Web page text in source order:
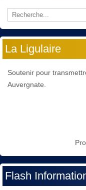
La Ligulaire
Soutenir pour
Auvergnate.
Flash